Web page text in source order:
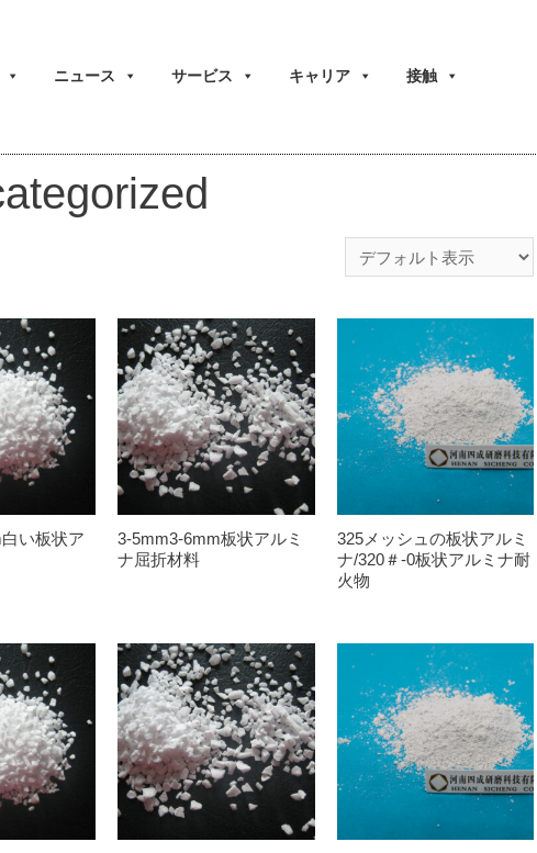
ニュース サービス キャリア 接触
い板状ア
3-5mm3-6mm板状アルミ
ナ屈折材料
325メッシュの板状アルミ
ナ/320＃-0板状アルミナ耐
火物